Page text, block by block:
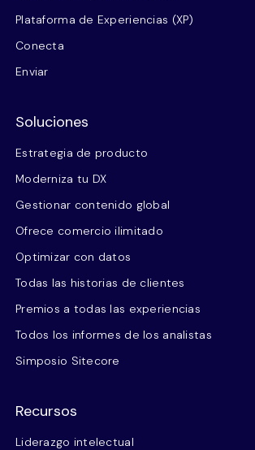
Plataforma de Experiencias (XP)
Conecta
Enviar
Soluciones
Estrategia de producto
Moderniza tu DX
Gestionar contenido global
Ofrece comercio ilimitado
Optimizar con datos
Todas las historias de clientes
Premios a todas las experiencias
Todos los informes de los analistas
Simposio Sitecore
Recursos
Liderazgo intelectual